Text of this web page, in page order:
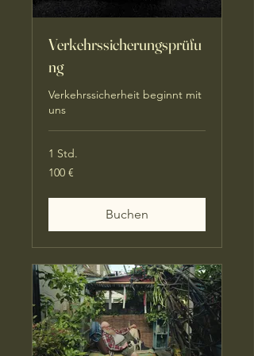
Verkehrssicherungsprüfu
ng
Verkehrssicherheit beginnt mit
uns
1 Std.
100
Euro
100 €
Buchen